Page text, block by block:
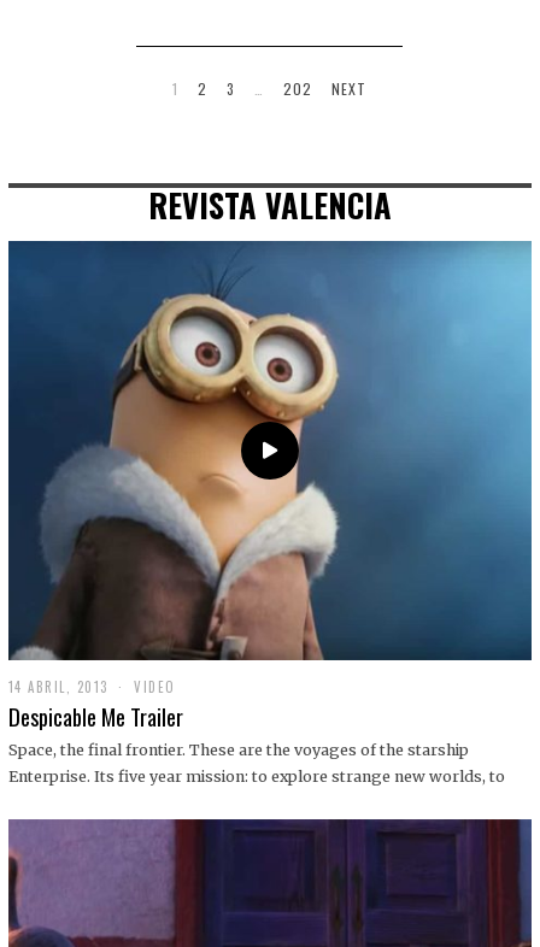
1 2 3 202 NEXT
REVISTA VALENCIA
14 ABRIL, 2013
9
D
C
I
1
VIDEO
Despicable Me Trailer
Space, the final frontier. These are the voyages of the starship
Enterprise. Its five year mission: to explore strange new worlds, to